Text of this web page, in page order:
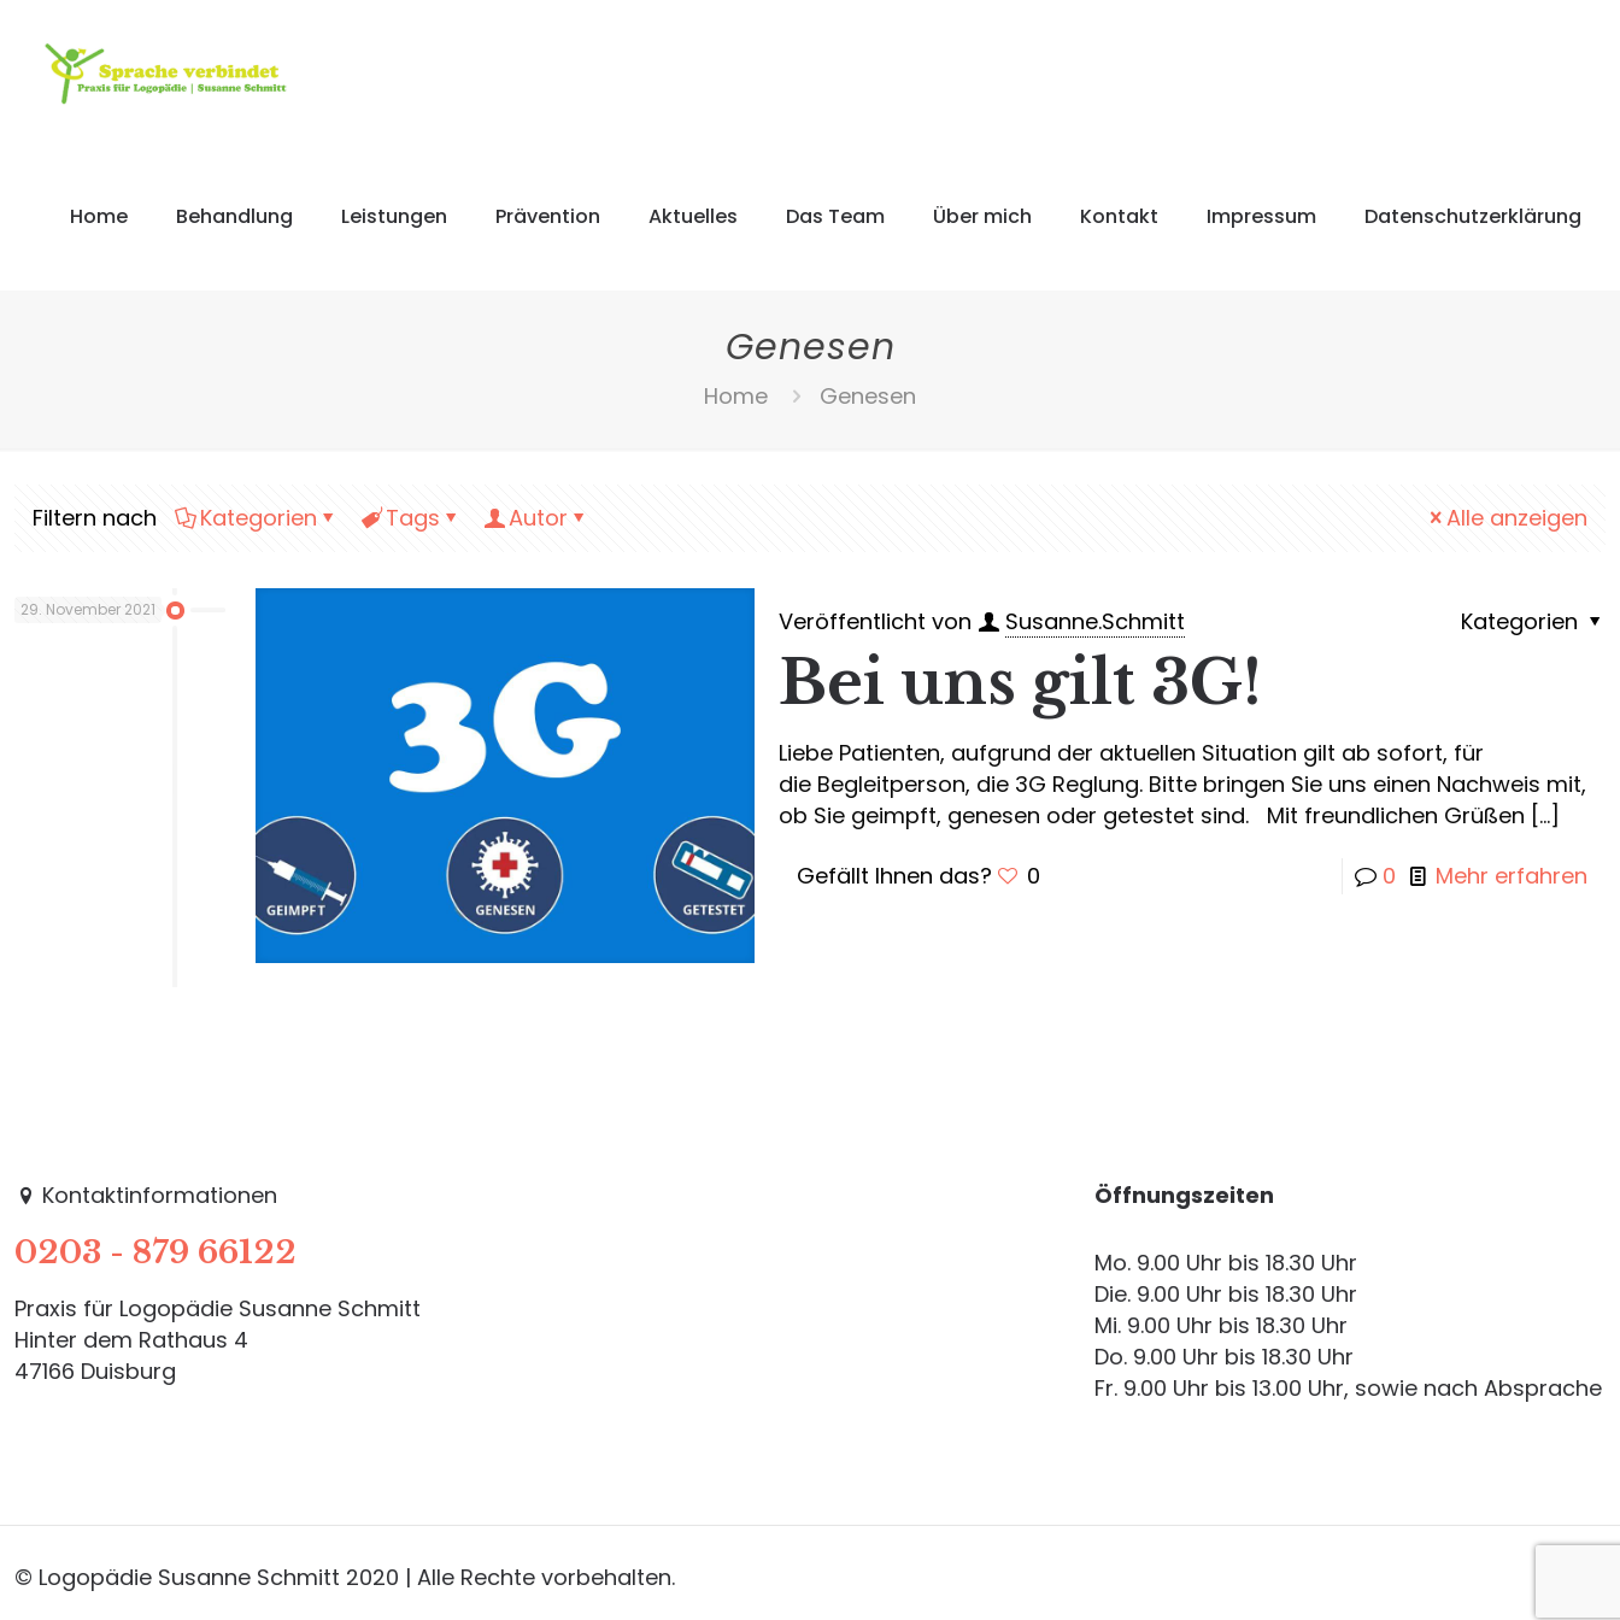
Home Behandlung Leistungen Prävention Aktuelles Das Team Über mich Kontakt Impressum Datenschutzerklärung
Genesen
Home Genesen
Filtern nach Kategorien Tags Autor Alle anzeigen
29. November 2021 Veröffentlicht von Susanne.Schmitt Kategorien
Bei uns gilt 3G!
Liebe Patienten, aufgrund der aktuellen Situation gilt ab sofort, für
die Begleitperson, die 3G Reglung. Bitte bringen Sie uns einen Nachweis mit,
ob Sie geimpft, genesen oder getestet sind. Mit freundlichen Grüßen […]
Gefällt Ihnen das?
0 0 Mehr erfahren
Kontaktinformationen
0203 - 879 66122
Praxis für Logopädie Susanne Schmitt
Hinter dem Rathaus 4
47166 Duisburg
Öffnungszeiten
Mo. 9.00 Uhr bis 18.30 Uhr
Die. 9.00 Uhr bis 18.30 Uhr
Mi. 9.00 Uhr bis 18.30 Uhr
Do. 9.00 Uhr bis 18.30 Uhr
Fr. 9.00 Uhr bis 13.00 Uhr, sowie nach Absprache
© Logopädie Susanne Schmitt 2020 | Alle Rechte vorbehalten.